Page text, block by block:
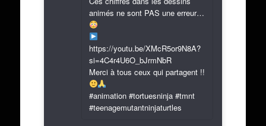
animés ne sont PAS une erreur…
https://youtu.be/XMcR5or9N8A?
si=4C4r4U6O_bJrmNbR
Merci à tous ceux qui partagent !!
#animation #tortuesninja #tmnt
#teenagemutantninjaturtles